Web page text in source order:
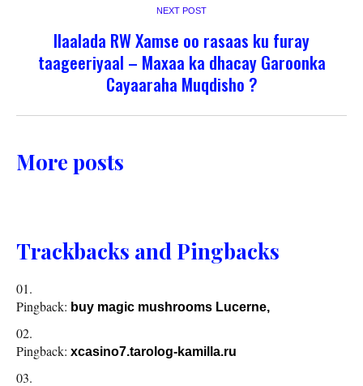
NEXT POST
Ilaalada RW Xamse oo rasaas ku furay
taageeriyaal – Maxaa ka dhacay Garoonka
Cayaaraha Muqdisho ?
More posts
Trackbacks and Pingbacks
Pingback: buy magic mushrooms Lucerne,
Pingback: xcasino7.tarolog-kamilla.ru